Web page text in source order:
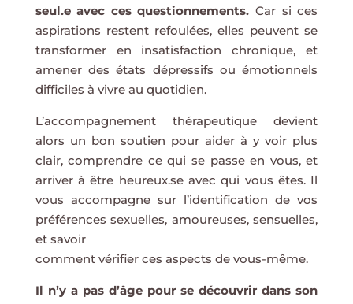
seul.e avec ces questionnements. Car si ces
aspirations restent refoulées, elles peuvent se
transformer en insatisfaction chronique, et
amener des états dépressifs ou émotionnels
difficiles à vivre au quotidien.
L’accompagnement thérapeutique devient
alors un bon soutien pour aider à y voir plus
clair, comprendre ce qui se passe en vous, et
arriver à être heureux.se avec qui vous êtes. Il
vous accompagne sur l’identification de vos
préférences sexuelles, amoureuses, sensuelles,
et savoir
comment vérifier ces aspects de vous-même.
Il n’y a pas d’âge pour se découvrir dans son